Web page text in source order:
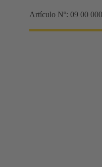
Artículo Nº: 09 00